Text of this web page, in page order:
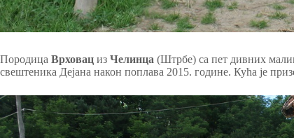
Породица Врховац из Челинца (Штрбе) са пет дивних
свештеника Дејана након поплава 2015. године. Кућа је